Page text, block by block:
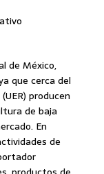
de México,
que cerca del
producen
de baja
En
de